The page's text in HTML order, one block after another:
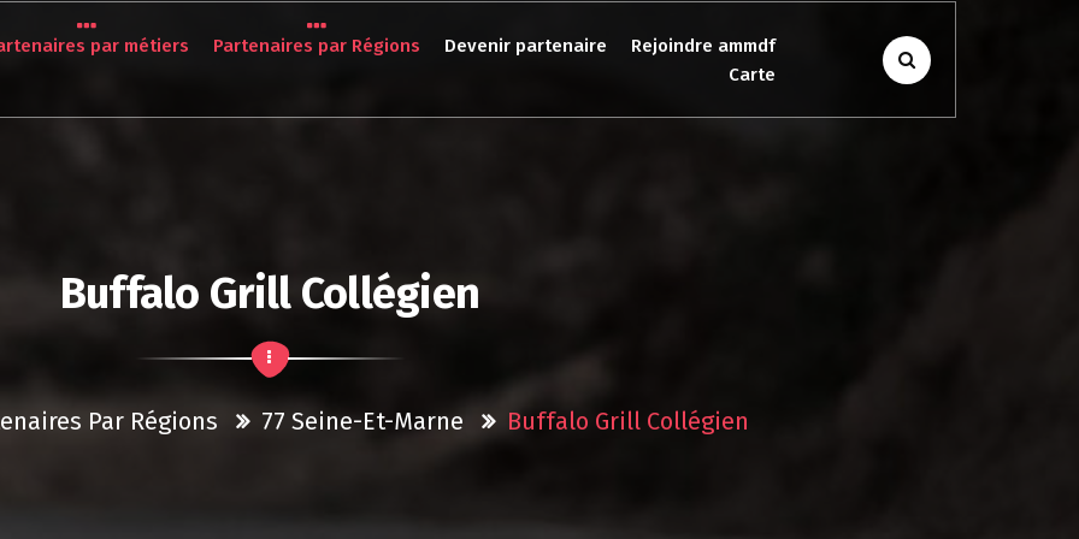
par métiers Partenaires par Régions Devenir partenaire
Rejoindre ammdf
Carte
Buffalo Grill Collégien
Par Régions 77 Seine-Et-Marne Buffalo Grill Collégien